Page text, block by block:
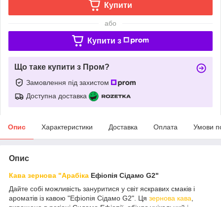
Купити
або
Купити з
Що таке купити з Пром?
Замовлення під захистом
Доступна доставка
Опис Характеристики Доставка Оплата Умови
Опис
Кава зернова "Арабіка Ефіопія Сідамо G2"
Дайте собі можливість зануритися у світ яскравих смаків і
ароматів із кавою "Ефіопія Сідамо G2". Ця зернова кава